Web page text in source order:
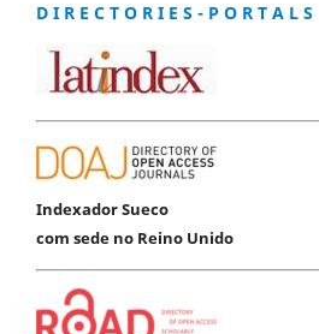
D I R E C T O R I E S - P O R T A L S
Indexador Sueco
com sede no Reino Unido